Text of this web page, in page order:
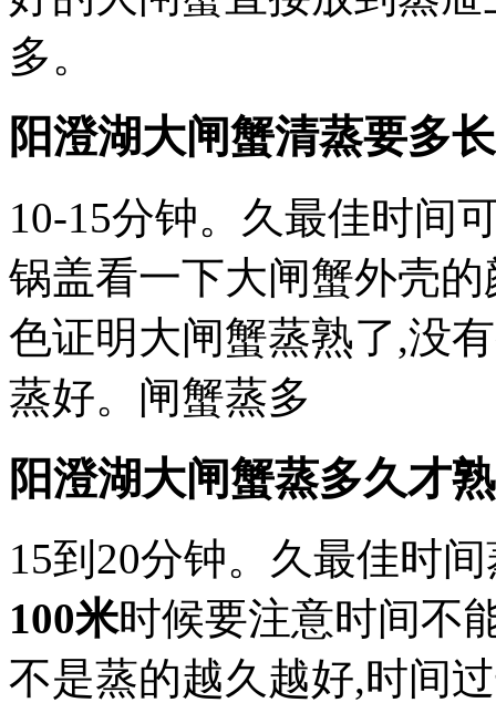
多。
阳澄湖大闸蟹清蒸要多
10-15分钟。久最佳时间
锅盖看一下大闸蟹外壳
色证明大闸蟹蒸熟了,没
蒸好。闸蟹蒸多
阳澄湖大闸蟹蒸多久才
15到20分钟。久最佳时
100米时候要注意时间不
不是蒸的越久越好,时间